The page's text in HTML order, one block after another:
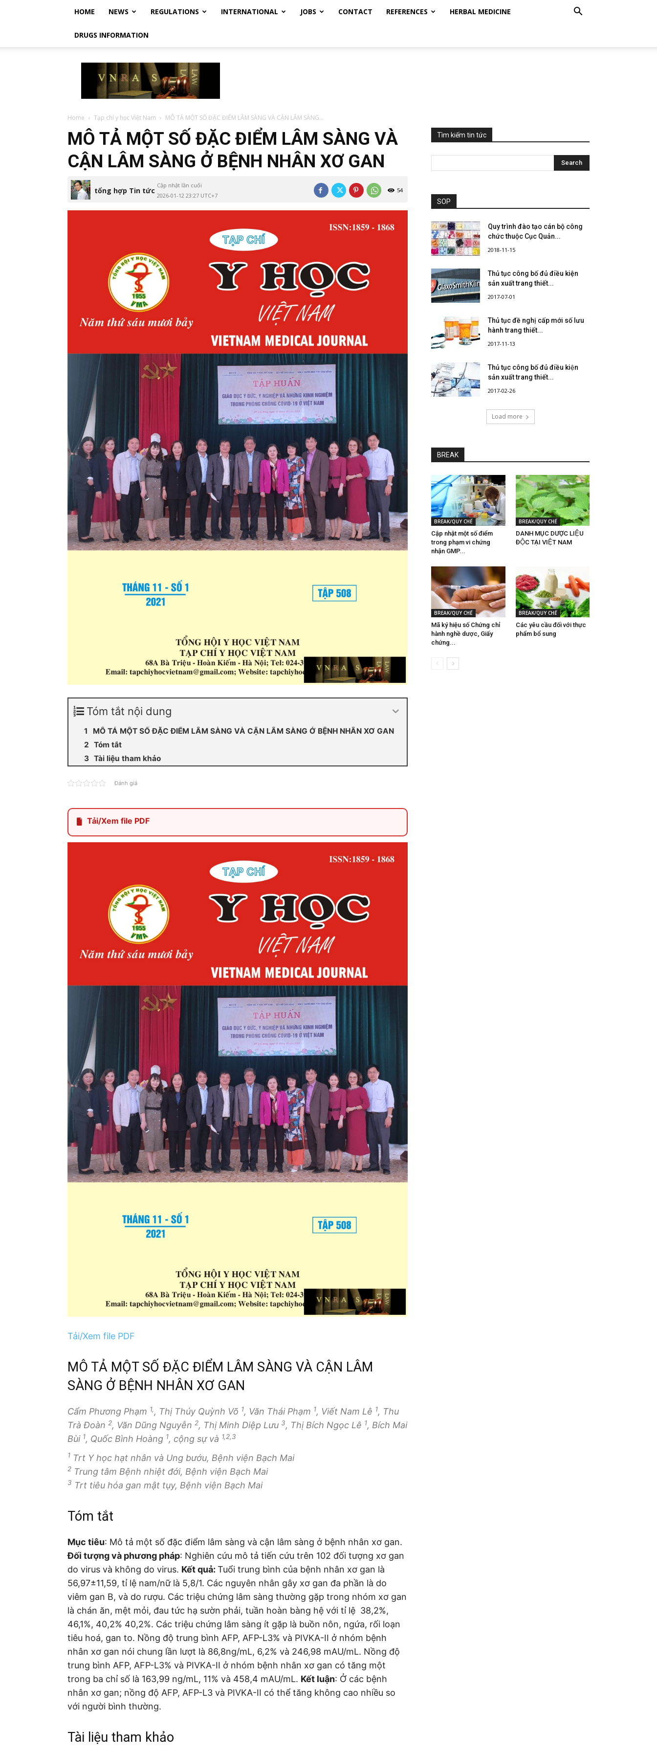
HOME NEWS REGULATIONS INTERNATIONAL JOBS CONTACT REFERENCES HERBAL MEDICINE
DRUGS INFORMATION
Vietnam
Regulatory
Affairs
Society
Luật
Việt
Nam
Home Tạp chí y học Việt Nam MÔ TẢ MỘT SỐ ĐẶC ĐIỂM LÂM SÀNG VÀ CẬN LÂM SÀNG...
MÔ TẢ MỘT SỐ ĐẶC ĐIỂM LÂM SÀNG VÀ
CẬN LÂM SÀNG Ở BỆNH NHÂN XƠ GAN
tổng hợp Tin tức
Cập nhật lần cuối
2026-01-12 23:27 UTC+7
54
Tóm tắt nội dung
MÔ TẢ MỘT SỐ ĐẶC ĐIỂM LÂM SÀNG VÀ CẬN LÂM SÀNG Ở BỆNH NHÂN XƠ GAN
Tóm tắt
Tài liệu tham khảo
Đánh giá
Tải/Xem file PDF
Tải/Xem file PDF
MÔ TẢ MỘT SỐ ĐẶC ĐIỂM LÂM SÀNG VÀ CẬN LÂM
SÀNG Ở BỆNH NHÂN XƠ GAN
Cẩm Phương Phạm 1,, Thị Thúy Quỳnh Võ 1, Văn Thái Phạm 1, Viết Nam Lê 1, Thu
Trà Đoàn 2, Văn Dũng Nguyễn 2, Thị Minh Diệp Lưu 3, Thị Bích Ngọc Lê 1, Bích Mai
Bùi 1, Quốc Bình Hoàng 1, cộng sự và 1,2,3
1 Trt Y học hạt nhân và Ung bướu, Bệnh viện Bạch Mai
2 Trung tâm Bệnh nhiệt đới, Bệnh viện Bạch Mai
3 Trt tiêu hóa gan mật tụy, Bệnh viện Bạch Mai
Tóm tắt
Mục tiêu: Mô tả một số đặc điểm lâm sàng và cận lâm sàng ở bệnh nhân xơ gan.
Đối tượng và phương pháp: Nghiên cứu mô tả tiến cứu trên 102 đối tượng xơ gan
do virus và không do virus. Kết quả: Tuổi trung bình của bệnh nhân xơ gan là
56,97±11,59, tỉ lệ nam/nữ là 5,8/1. Các nguyên nhân gây xơ gan đa phần là do
viêm gan B, và do rượu. Các triệu chứng lâm sàng thường gặp trong nhóm xơ gan
là chán ăn, mệt mỏi, đau tức hạ sườn phải, tuần hoàn bàng hệ với tỉ lệ 38,2%,
46,1%, 40,2% 40,2%. Các triệu chứng lâm sàng ít gặp là buồn nôn, ngứa, rối loạn
tiêu hoá, gan to. Nồng độ trung bình AFP, AFP-L3% và PIVKA-II ở nhóm bệnh
nhân xơ gan nói chung lần lượt là 86,8ng/mL, 6,2% và 246,98 mAU/mL. Nồng độ
trung bình AFP, AFP-L3% và PIVKA-II ở nhóm bệnh nhân xơ gan có tăng một
trong ba chỉ số là 163,99 ng/mL, 11% và 458,4 mAU/mL. Kết luận: Ở các bệnh
nhân xơ gan; nồng độ AFP, AFP-L3 và PIVKA-II có thể tăng không cao nhiều so
với người bình thường.
Tài liệu tham khảo
Tìm kiếm tin tức
SOP
Quy trình đào tạo cán bộ công
chức thuộc Cục Quản...
2018-11-15
Thủ tục công bố đủ điều kiện
sản xuất trang thiết...
2017-07-01
Thủ tục đề nghị cấp mới số lưu
hành trang thiết...
2017-11-13
Thủ tục công bố đủ điều kiện
sản xuất trang thiết...
2017-02-26
Load more
BREAK
BREAK/QUY CHẾ
Cập nhật một số điểm
trong phạm vi chứng
nhận GMP...
BREAK/QUY CHẾ
DANH MỤC DƯỢC LIỆU
ĐỘC TẠI VIỆT NAM
BREAK/QUY CHẾ
Mã ký hiệu số Chứng chỉ
hành nghề dược, Giấy
chứng...
BREAK/QUY CHẾ
Các yêu cầu đối với thực
phẩm bổ sung